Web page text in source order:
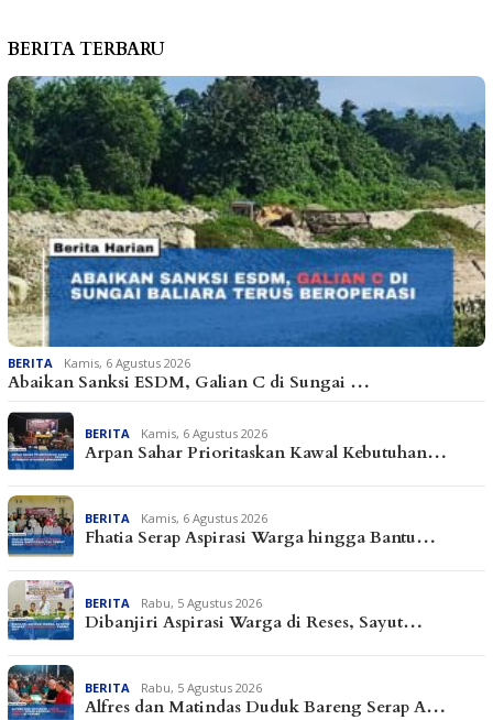
BERITA TERBARU
BERITA Kamis, 6 Agustus 2026
Abaikan Sanksi ESDM, Galian C di Sungai …
BERITA Kamis, 6 Agustus 2026
Arpan Sahar Prioritaskan Kawal Kebutuhan…
BERITA Kamis, 6 Agustus 2026
Fhatia Serap Aspirasi Warga hingga Bantu…
BERITA Rabu, 5 Agustus 2026
Dibanjiri Aspirasi Warga di Reses, Sayut…
BERITA Rabu, 5 Agustus 2026
Alfres dan Matindas Duduk Bareng Serap A…